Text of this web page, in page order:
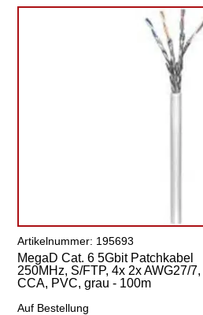
Artikelnummer: 195693
MegaD Cat. 6 5Gbit Patchkabel
250MHz, S/FTP, 4x 2x AWG27/7,
CCA, PVC, grau - 100m
Auf Bestellung